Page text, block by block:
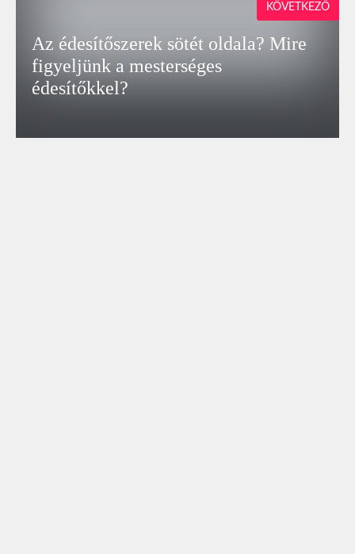
Az édesítőszerek sötét oldala? Mire
figyeljünk a mesterséges
édesítőkkel?
KÖVETKEZŐ